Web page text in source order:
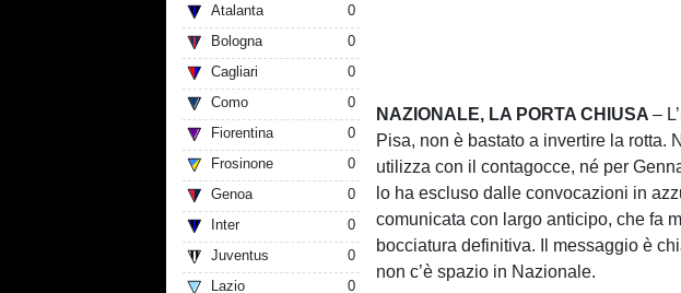
Atalanta
0
Bologna
0
Cagliari
0
Como
0
Fiorentina
0
Frosinone
0
Genoa
0
Inter
0
Juventus
0
Lazio
0
NAZIONALE, LA PORTA CHIUSA–
Pisa, non è bastato a invertire la rotta.
utilizza con il contagocce, né per
lo ha escluso dalle convocazioni in
comunicata con largo anticipo, che fa
bocciatura definitiva. Il messaggio è
non c’è spazio in Nazionale.